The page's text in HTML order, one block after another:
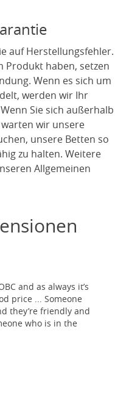
auf Herstellungsfehler.
Produkt haben, setzen
Wenn es sich um
werden wir Ihr
Sie sich außerhalb
wir unsere
unsere Betten so
zu halten. Weitere
Allgemeinen
and as always it’s
price ... Someone
they’re friendly and
who is in the